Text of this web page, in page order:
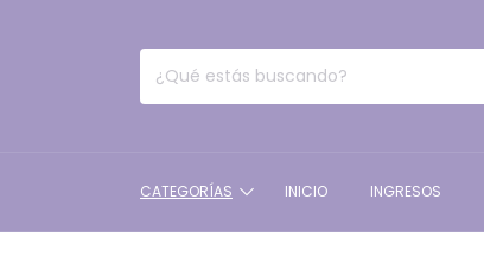
CATEGORÍAS INICIO INGRESOS